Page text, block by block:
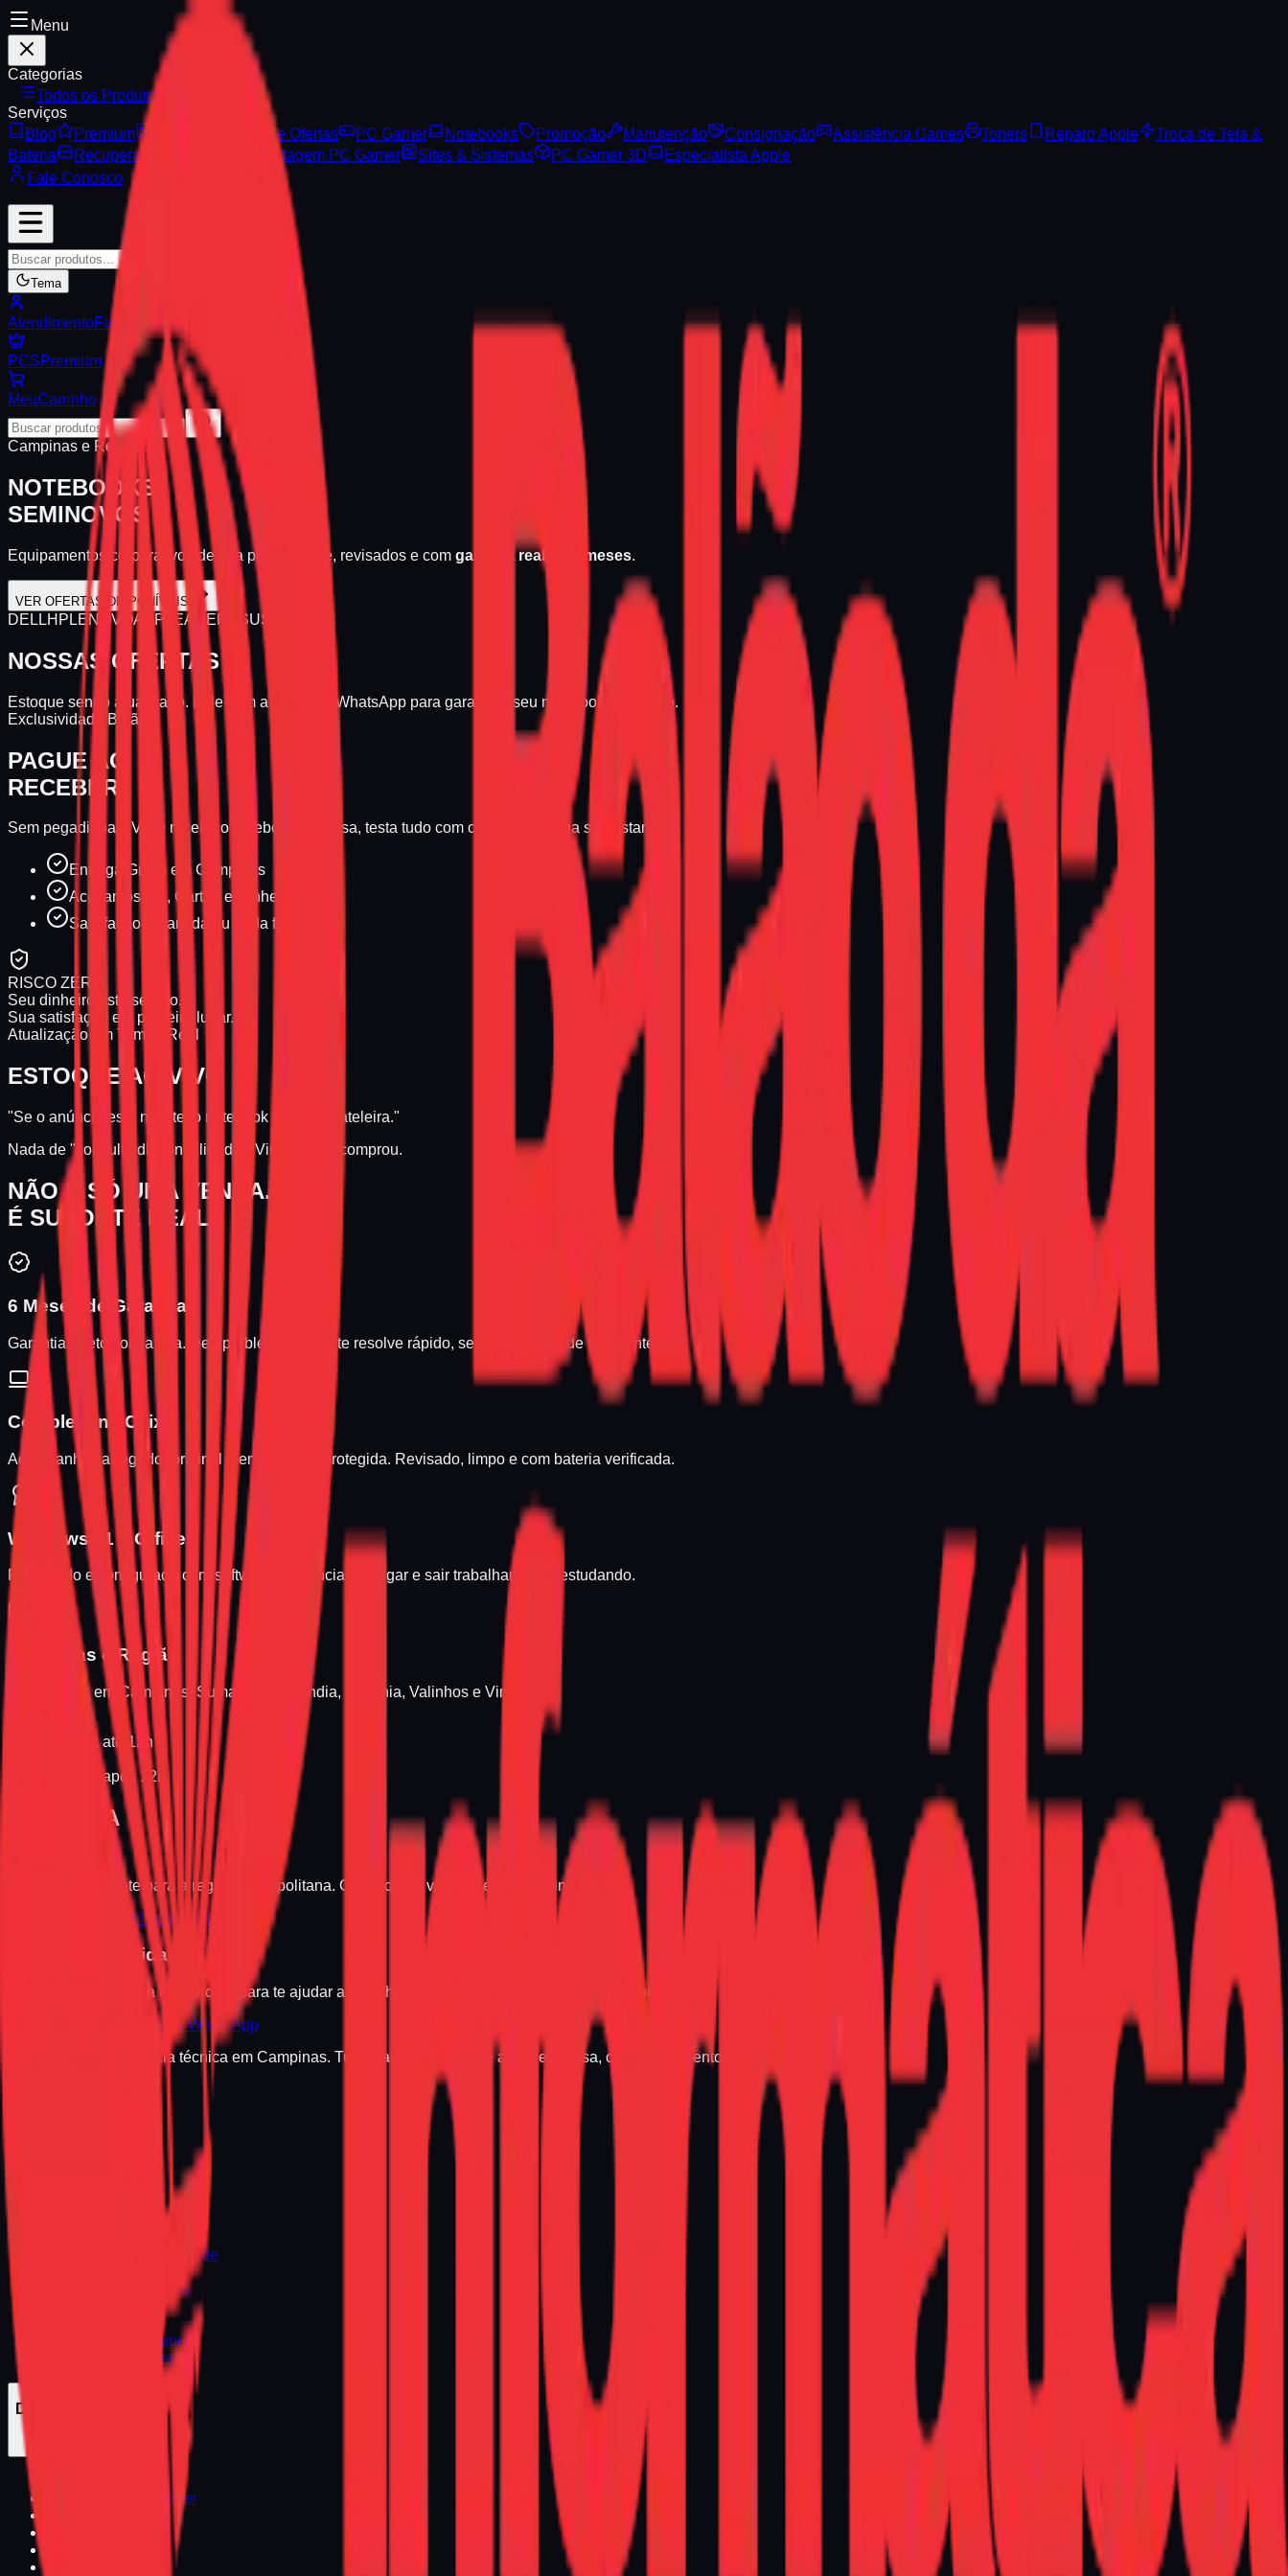
Menu
Categorias
Todos os Produtos
Serviços
Blog
Premium Serviços e Ofertas PC Gamer Notebooks Promoção Manutenção Consignação Assistência Games Toners Reparo Apple
Troca de Tela &
Bateria
Recuperação de Dados Montagem PC Gamer Sites & Sistemas PC Gamer 3D
Especialista Apple
Fale Conosco
Tema
AtendimentoFale Conosco
PCSPremium
MeuCarrinho
Campinas e Região
NOTEBOOKS
SEMINOVOS
Equipamentos corporativos de alta performance, revisados e com garantia real de 6 meses.
VER OFERTAS DISPONÍVEIS
DELLHP LENOVOAPPLEACER ASUS
NOSSAS OFERTAS
Estoque sendo atualizado. Fale com a gente no WhatsApp para garantir o seu notebook seminovo.
Exclusividade Balão
PAGUE AO
RECEBER
Sem pegadinhas. Você recebe o notebook em casa, testa tudo com calma e só paga se gostar.
Entrega Grátis em Campinas
Aceitamos Pix, Cartão e Dinheiro
Satisfação garantida ou nada feito
RISCO ZERO
Seu dinheiro está seguro.
Sua satisfação em primeiro lugar.
Atualização em Tempo Real
ESTOQUE AO VIVO
"Se o anúncio está no site, o notebook está na prateleira."
Nada de "consulte disponibilidade". Viu, gostou, comprou.
NÃO É SÓ UMA VENDA.
É SUPORTE REAL.
6 Meses de Garantia
Garantia direto com a loja. Deu problema? A gente resolve rápido, sem burocracia de fabricante.
Completo na Caixa
Acompanha carregador original e embalagem protegida. Revisado, limpo e com bateria verificada.
Windows 11 + Office
Formatado e configurado com softwares essenciais. É ligar e sair trabalhando ou estudando.
Campinas e Região
Entregamos em Campinas, Sumaré, Hortolândia, Paulínia, Valinhos e Vinhedo.
Para pedidos até 12h
Para pedidos após 12h
ENTREGA
Não cobramos frete para a região metropolitana. O preço que você vê é o preço final.
Consultar meu CEP no WhatsApp
Ainda com dúvidas?
Nossa equipe técnica está pronta para te ajudar a escolher o modelo ideal para seu trabalho ou estudo.
Falar com Especialista no WhatsApp
Informática e assistência técnica em Campinas. Tudo para a sua casa e a sua empresa, com atendimento especializado.
Segurança e Privacidade
Trocas e Devoluções
Atendimento Regional
Atendimento Urgente
Departamentos
Computadores Gamer